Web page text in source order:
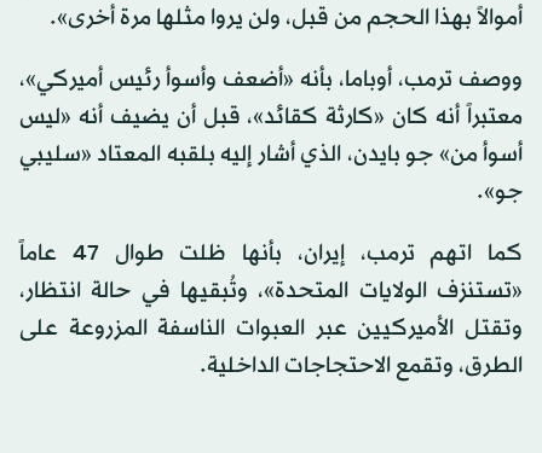
أموالاً بهذا الحجم من قبل، ولن يروا مثلها مرة أخرى».
ووصف ترمب، أوباما، بأنه «أضعف وأسوأ رئيس أميركي»،
معتبراً أنه كان «كارثة كقائد»، قبل أن يضيف أنه «ليس
أسوأ من» جو بايدن، الذي أشار إليه بلقبه المعتاد «سليبي
جو».
كما اتهم ترمب، إيران، بأنها ظلت طوال 47 عاماً
«تستنزف الولايات المتحدة»، وتُبقيها في حالة انتظار،
وتقتل الأميركيين عبر العبوات الناسفة المزروعة على
الطرق، وتقمع الاحتجاجات الداخلية.